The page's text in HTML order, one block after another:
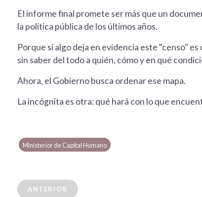
El informe final promete ser más que un
la política pública de los últimos años.
Porque si algo deja en evidencia este "censo"
sin saber del todo a quién, cómo y en qué
Ahora, el Gobierno busca ordenar ese mapa.
La incógnita es otra: qué hará con lo que
Ministerior de Capital Humano
ANTERIOR